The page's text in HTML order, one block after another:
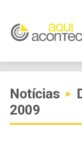
Notícias ▸
2009